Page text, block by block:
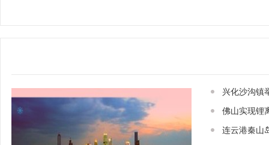
兴化沙沟镇
佛山实现锂
连云港秦山